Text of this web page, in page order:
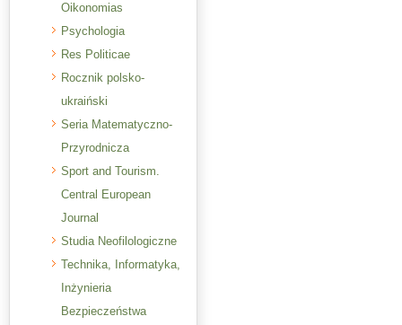
Oikonomias
Psychologia
Res Politicae
Rocznik polsko-
ukraiński
Seria Matematyczno-
Przyrodnicza
Sport and Tourism.
Central European
Journal
Studia Neofilologiczne
Technika, Informatyka,
Inżynieria
Bezpieczeństwa